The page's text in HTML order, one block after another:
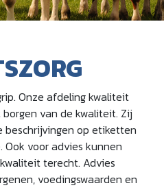
Onze afdeling kwaliteit
van de kwaliteit. Zij
beschrijvingen op etiketten
voor advies kunnen
terecht. Advies
voedingswaarden en